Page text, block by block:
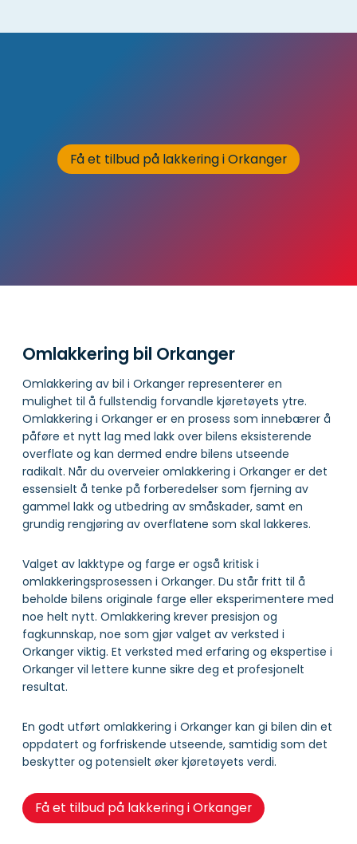
Få et tilbud på lakkering i Orkanger
Omlakkering bil Orkanger
Omlakkering av bil i Orkanger representerer en
mulighet til å fullstendig forvandle kjøretøyets ytre.
Omlakkering i Orkanger er en prosess som innebærer å
påføre et nytt lag med lakk over bilens eksisterende
overflate og kan dermed endre bilens utseende
radikalt. Når du overveier omlakkering i Orkanger er det
essensielt å tenke på forberedelser som fjerning av
gammel lakk og utbedring av småskader, samt en
grundig rengjøring av overflatene som skal lakkeres.
Valget av lakktype og farge er også kritisk i
omlakkeringsprosessen i Orkanger. Du står fritt til å
beholde bilens originale farge eller eksperimentere med
noe helt nytt. Omlakkering krever presisjon og
fagkunnskap, noe som gjør valget av verksted i
Orkanger viktig. Et verksted med erfaring og ekspertise i
Orkanger vil lettere kunne sikre deg et profesjonelt
resultat.
En godt utført omlakkering i Orkanger kan gi bilen din et
oppdatert og forfriskende utseende, samtidig som det
beskytter og potensielt øker kjøretøyets verdi.
Få et tilbud på lakkering i Orkanger